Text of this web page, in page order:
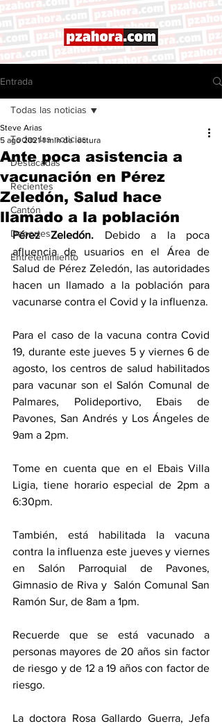
Entrada
Todas las noticias
Destacadas
Recientes
Cantón
Deportes
Entretenimiento
Todas las noticias
Ante poca asistencia a
vacunación en Pérez
Zeledón, Salud hace
llamado a la población
Steve Arias
5 ago 2021 1 min de lectura
Pérez Zeledón. Debido a la poca
afluencia de usuarios en el Área de
Salud de Pérez Zeledón, las autoridades
hacen un llamado a la población para
Para el caso de la vacuna contra Covid
19, durante este jueves 5 y viernes 6 de
agosto, los centros de salud habilitados
para vacunar son el Salón Comunal de
Palmares, Polideportivo, Ebais de
Pavones, San Andrés y Los Ángeles de
9am a 2pm.
Tome en cuenta que en el Ebais Villa
Ligia, tiene horario especial de 2pm a
6:30pm.
También, está habilitada la vacuna
contra la influenza este jueves y viernes
en Salón Parroquial de Pavones,
Gimnasio de Riva y  Salón Comunal San
Ramón Sur, de 8am a 1pm.
Recuerde que se está vacunado a
personas mayores de 20 años sin factor
de riesgo y de 12 a 19 años con factor de
riesgo.
La doctora Rosa Gallardo Guerra, Jefa